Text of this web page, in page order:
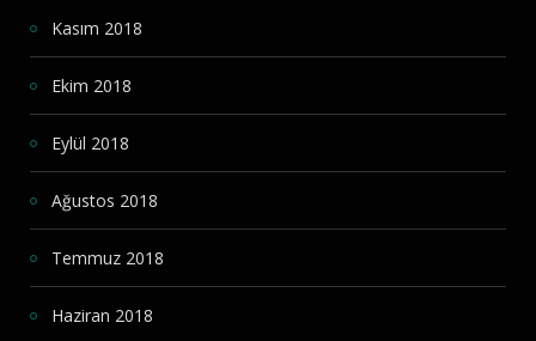
Kasım 2018
Ekim 2018
Eylül 2018
Ağustos 2018
Temmuz 2018
Haziran 2018